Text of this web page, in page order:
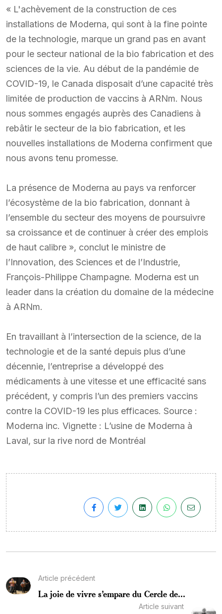
« L'achèvement de la construction de ces
installations de Moderna, qui sont à la fine pointe
de la technologie, marque un grand pas en avant
pour le secteur national de la bio fabrication et des
sciences de la vie. Au début de la pandémie de
COVID-19, le Canada disposait d’une capacité très
limitée de production de vaccins à ARNm. Nous
nous sommes engagés auprès des Canadiens à
rebâtir le secteur de la bio fabrication, et les
nouvelles installations de Moderna confirment que
nous avons tenu promesse.
La présence de Moderna au pays va renforcer
l’écosystème de la bio fabrication, donnant à
l’ensemble du secteur des moyens de poursuivre
sa croissance et de continuer à créer des emplois
de haut calibre », conclut le ministre de
l’Innovation, des Sciences et de l’Industrie,
François-Philippe Champagne. Moderna est un
leader dans la création du domaine de la médecine
à ARNm.
En travaillant à l’intersection de la science, de la
technologie et de la santé depuis plus d’une
décennie, l’entreprise a développé des
médicaments à une vitesse et une efficacité sans
précédent, y compris l’un des premiers vaccins
contre la COVID-19 les plus efficaces. Source :
Moderna inc. Vignette : L’usine de Moderna à
Laval, sur la rive nord de Montréal
Article précédent
La joie de vivre s’empare du Cercle de...
Article suivant